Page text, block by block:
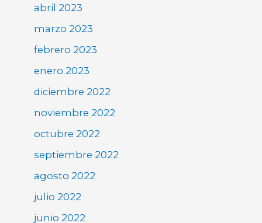
abril 2023
marzo 2023
febrero 2023
enero 2023
diciembre 2022
noviembre 2022
octubre 2022
septiembre 2022
agosto 2022
julio 2022
junio 2022